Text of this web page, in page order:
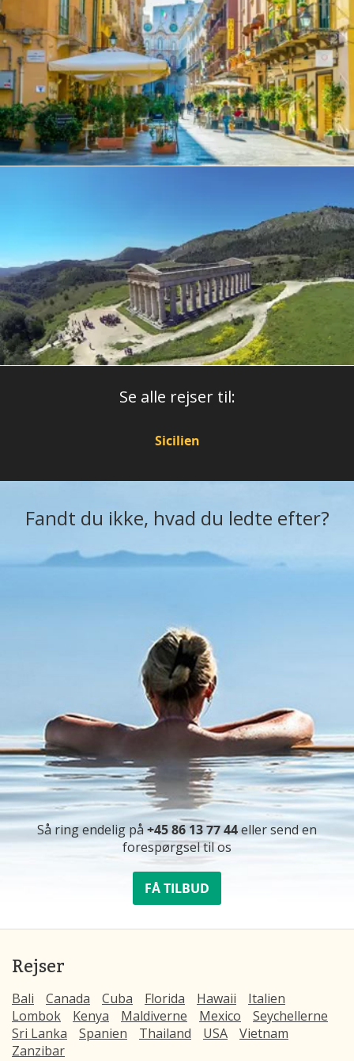
Se alle rejser til:
Sicilien
Fandt du ikke, hvad du ledte efter?
Så ring endelig på +45 86 13 77 44eller send en
forespørgsel til os
FÅ TILBUD
Rejser
Bali Canada Cuba Florida Hawaii
Italien
Lombok
Kenya Maldiverne Mexico
Seychellerne
Sri Lanka
Spanien Thailand USA
Vietnam
Zanzibar